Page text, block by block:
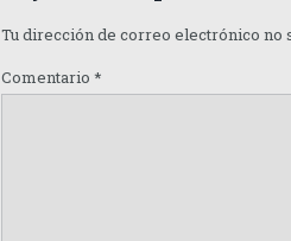
Tu dirección de correo electrónico no
Comentario *